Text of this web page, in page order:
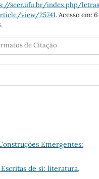
seer.ufu.br/index.php/
view/25741. Acesso em:
de Citação
Emergentes:
de si: literatura,